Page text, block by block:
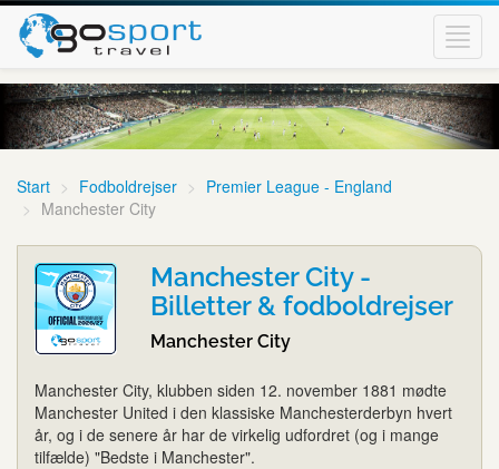
Start Fodboldrejser
Premier League - England
Manchester City
Manchester City -
Billetter & fodboldrejser
Manchester City
Manchester City, klubben siden 12. november 1881 mødte
Manchester United i den klassiske Manchesterderbyn hvert
år, og i de senere år har de virkelig udfordret (og i mange
tilfælde) "Bedste i Manchester".